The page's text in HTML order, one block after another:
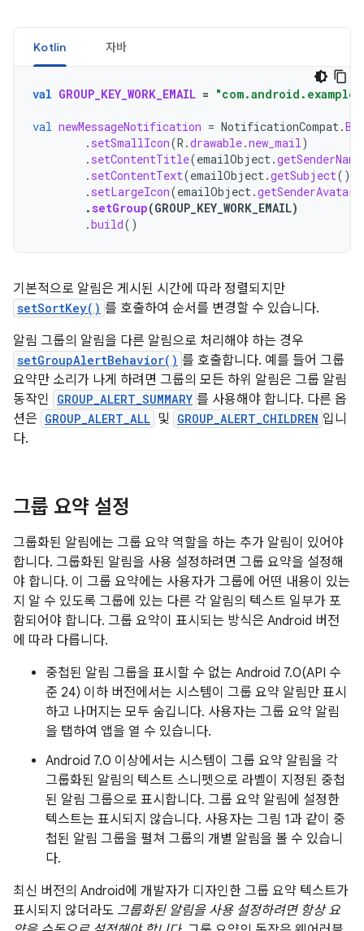
Kotlin 자바
val GROUP_KEY_WORK_EMAIL =
val newMessageNotification = NotificationCompat .
. setSmallIcon(R .drawable.new_mail )
. setContentTitle(emailObject .getSenderName
. setContentText(emailObject .getSubject())
. setLargeIcon(emailObject .getSenderAvatar
.setGroup(GROUP_KEY_WORK_EMAIL)
.build()
기본적으로 알림은 게시된 시간에 따라 정렬되지만
setSortKey() 를 호출하여 순서를 변경할 수 있습니다.
알림 그룹의 알림을 다른 알림으로 처리해야 하는 경우
setGroupAlertBehavior() 를 호출합니다. 예를 들어 그룹
요약만 소리가 나게 하려면 그룹의 모든 하위 알림은 그룹 알림
동작인
GROUP_ALERT_SUMMARY 를 사용해야 합니다. 다른 옵
션은 GROUP_ALERT_ALL 및 GROUP_ALERT_CHILDREN 입니
다.
그룹 요약 설정
그룹화된 알림에는 그룹 요약 역할을 하는 추가 알림이 있어야
합니다. 그룹화된 알림을 사용 설정하려면 그룹 요약을 설정해
야 합니다. 이 그룹 요약에는 사용자가 그룹에 어떤 내용이 있는
지 알 수 있도록 그룹에 있는 다른 각 알림의 텍스트 일부가 포
함되어야 합니다. 그룹 요약이 표시되는 방식은 Android 버전
에 따라 다릅니다.
중첩된 알림 그룹을 표시할 수 없는 Android 7.0(API 수
준 24) 이하 버전에서는 시스템이 그룹 요약 알림만 표시
하고 나머지는 모두 숨깁니다. 사용자는 그룹 요약 알림
을 탭하여 앱을 열 수 있습니다.
Android 7.0 이상에서는 시스템이 그룹 요약 알림을 각
그룹화된 알림의 텍스트 스니펫으로 라벨이 지정된 중첩
된 알림 그룹으로 표시합니다. 그룹 요약 알림에 설정한
텍스트는 표시되지 않습니다. 사용자는 그림 1과 같이 중
첩된 알림 그룹을 펼쳐 그룹의 개별 알림을 볼 수 있습니
다.
최신 버전의 Android에 개발자가 디자인한 그룹 요약 텍스트가
표시되지 않더라도 그룹화된 알림을 사용 설정하려면 항상 요